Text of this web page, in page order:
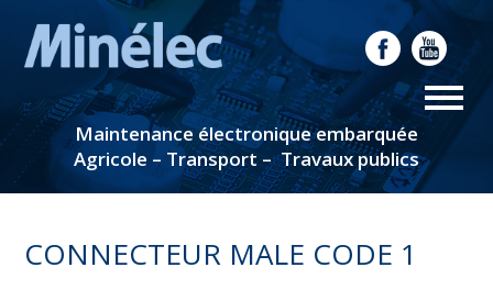
Maintenance électronique embarquée
Agricole – Transport – Travaux publics
CONNECTEUR MALE CODE 1